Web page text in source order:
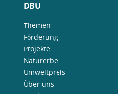
DBU
Themen
Förderung
Projekte
Naturerbe
Umweltpreis
Über uns